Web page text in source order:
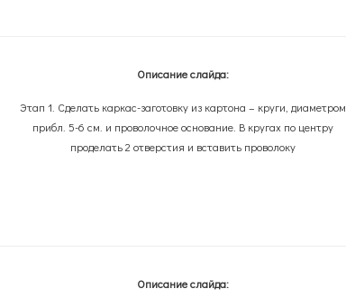
Описание слайда:
Этап 1. Сделать каркас-заготовку из картона – круги, диаметром
прибл. 5-6 см. и проволочное основание. В кругах по центру
проделать 2 отверстия и вставить проволоку
Описание слайда: